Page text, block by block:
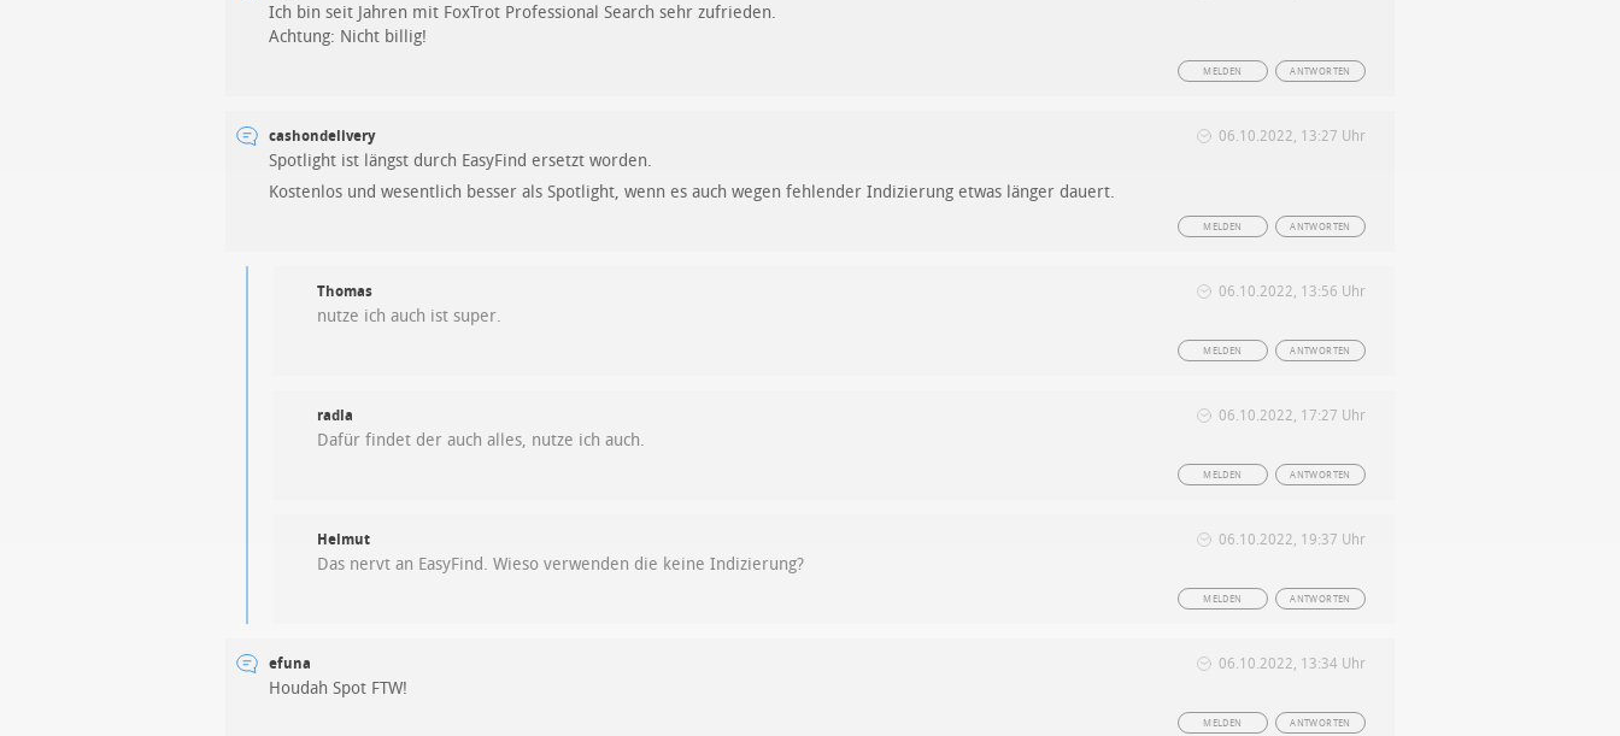
Ich bin seit Jahren mit FoxTrot Professional Search sehr zufrieden.
Achtung: Nicht billig!
ANTWORTEN
MELDEN
cashondelivery 06.10.2022, 13:27 Uhr
Spotlight ist längst durch EasyFind ersetzt worden.
Kostenlos und wesentlich besser als Spotlight, wenn es auch wegen fehlender Indizierung etwas länger dauert.
ANTWORTEN
MELDEN
Thomas 06.10.2022, 13:56 Uhr
nutze ich auch ist super.
ANTWORTEN
MELDEN
radla 06.10.2022, 17:27 Uhr
Dafür findet der auch alles, nutze ich auch.
ANTWORTEN
MELDEN
Helmut 06.10.2022, 19:37 Uhr
Das nervt an EasyFind. Wieso verwenden die keine Indizierung?
ANTWORTEN
MELDEN
efuna 06.10.2022, 13:34 Uhr
Houdah Spot FTW!
ANTWORTEN
MELDEN